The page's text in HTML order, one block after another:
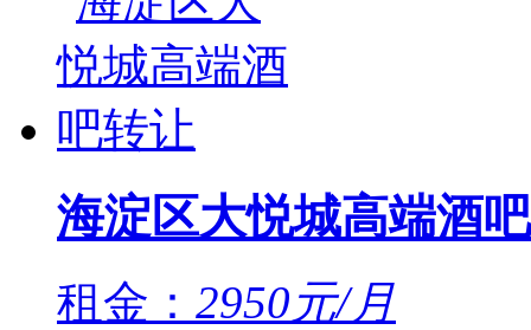
海淀区大悦城高端酒
租金： 2950元/月